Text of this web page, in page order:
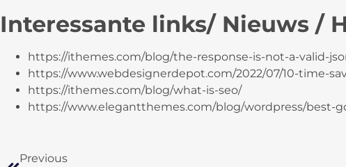
Interessante links/ Nieuws /
https://ithemes.com/blog/the-response-is-not-a-valid-
https://www.webdesignerdepot.com/2022/07/10-time-
https://ithemes.com/blog/what-is-seo/
https://www.elegantthemes.com/blog/wordpress/best-
Previous